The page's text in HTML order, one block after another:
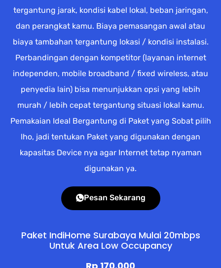
tergantung jarak, kondisi kabel lokal, beban jaringan,
dan perangkat kamu. Biaya pemasangan awal atau
biaya tambahan tergantung lokasi / kondisi instalasi.
Perbandingan dengan kompetitor (layanan internet
independen, mobile broadband / fixed wireless, atau
penyedia lain) bisa menunjukkan opsi yang lebih
murah / lebih cepat tergantung situasi lokal kamu.
Pemakaian Ideal Bergantung di Paket yang Sobat pilih
lho, jadi tentukan Paket yang digunakan dengan
kapasitas Device nya agar Internet tetap nyaman
digunakan ya.
Pesan Sekarang
Paket IndiHome Surabaya Mulai 20mbps
Untuk Area Low Occupancy